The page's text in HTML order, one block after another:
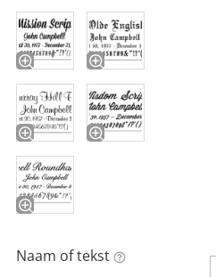
Naam of tekst